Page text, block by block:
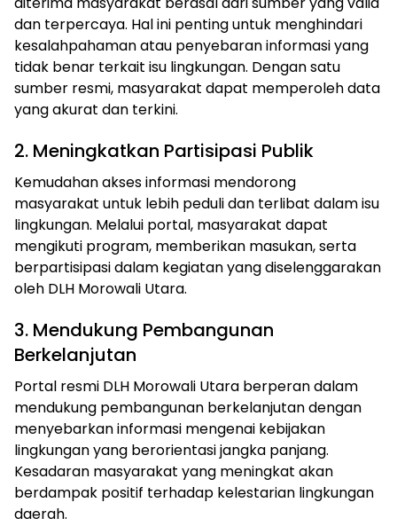
dan terpercaya. Hal ini penting untuk menghindari
kesalahpahaman atau penyebaran informasi yang
tidak benar terkait isu lingkungan. Dengan satu
sumber resmi, masyarakat dapat memperoleh data
yang akurat dan terkini.
2. Meningkatkan Partisipasi Publik
Kemudahan akses informasi mendorong
masyarakat untuk lebih peduli dan terlibat dalam isu
lingkungan. Melalui portal, masyarakat dapat
mengikuti program, memberikan masukan, serta
berpartisipasi dalam kegiatan yang diselenggarakan
oleh DLH Morowali Utara.
3. Mendukung Pembangunan
Berkelanjutan
Portal resmi DLH Morowali Utara berperan dalam
mendukung pembangunan berkelanjutan dengan
menyebarkan informasi mengenai kebijakan
lingkungan yang berorientasi jangka panjang.
Kesadaran masyarakat yang meningkat akan
berdampak positif terhadap kelestarian lingkungan
daerah.